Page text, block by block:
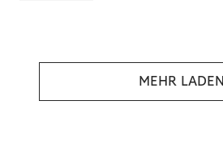
MEHR LADEN